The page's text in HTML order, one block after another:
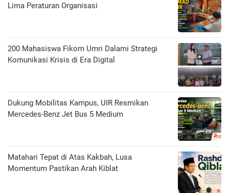
Lima Peraturan Organisasi
200 Mahasiswa Fikom Umri Dalami Strategi
Komunikasi Krisis di Era Digital
Dukung Mobilitas Kampus, UIR Resmikan
Mercedes-Benz Jet Bus 5 Medium
Matahari Tepat di Atas Kakbah, Lusa
Momentum Pastikan Arah Kiblat